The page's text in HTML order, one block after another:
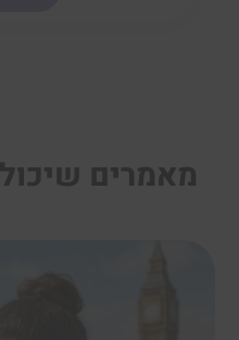
מאמרים